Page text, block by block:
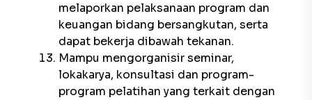
melaporkan pelaksanaan program dan
keuangan bidang bersangkutan, serta
dapat bekerja dibawah tekanan.
Mampu mengorganisir seminar,
lokakarya, konsultasi dan program-
program pelatihan yang terkait dengan